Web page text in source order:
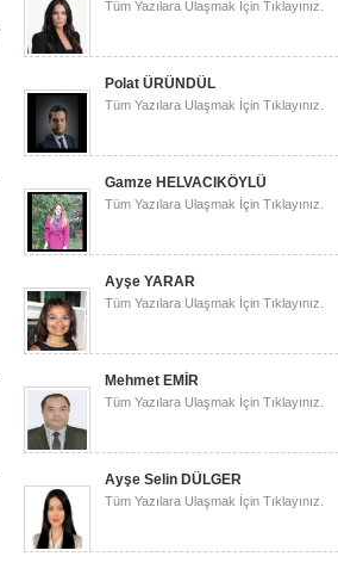
Tüm Yazılara Ulaşmak İçin Tıklayınız.
Polat ÜRÜNDÜL
Tüm Yazılara Ulaşmak İçin Tıklayınız.
Gamze HELVACIKÖYLÜ
Tüm Yazılara Ulaşmak İçin Tıklayınız.
Ayşe YARAR
Tüm Yazılara Ulaşmak İçin Tıklayınız.
Mehmet EMİR
Tüm Yazılara Ulaşmak İçin Tıklayınız.
Ayşe Selin DÜLGER
Tüm Yazılara Ulaşmak İçin Tıklayınız.